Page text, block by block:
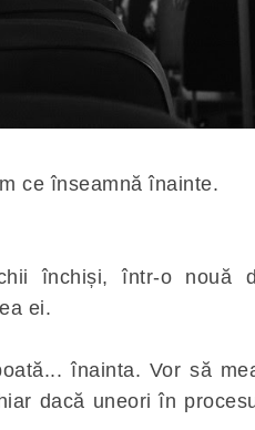
ce înseamnă înainte.
închiși, într-o nouă
ei.
înainta. Vor să
dacă uneori în